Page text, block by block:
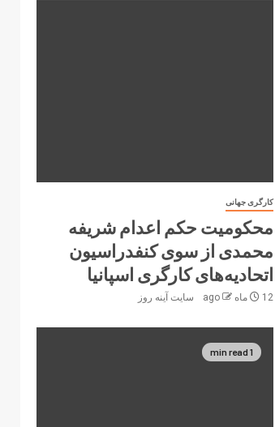
کارگری جهانی
محکومیت حکم اعدام شریفه
محمدی از سوی کنفدراسیون
اتحادیه‌های کارگری اسپانیا
12 ماه ago سایت آینه‌ روز
1 min read